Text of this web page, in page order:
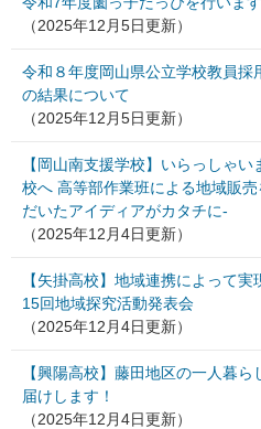
（2025年12月5日更新）
令和８年度岡山県公立学校教員採
の結果について
（2025年12月5日更新）
【岡山南支援学校】いらっしゃ
校へ 高等部作業班による地域販
だいたアイディアがカタチに-
（2025年12月4日更新）
【矢掛高校】地域連携によって
15回地域探究活動発表会
（2025年12月4日更新）
【興陽高校】藤田地区の一人暮
届けします！
（2025年12月4日更新）